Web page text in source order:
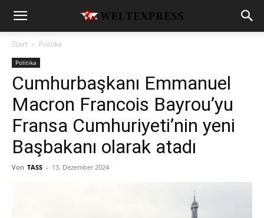
Start Politika
Politika
Cumhurbaşkanı Emmanuel
Macron Francois Bayrou’yu
Fransa Cumhuriyeti’nin yeni
Başbakanı olarak atadı
Von TASS - 13. Dezember 2024